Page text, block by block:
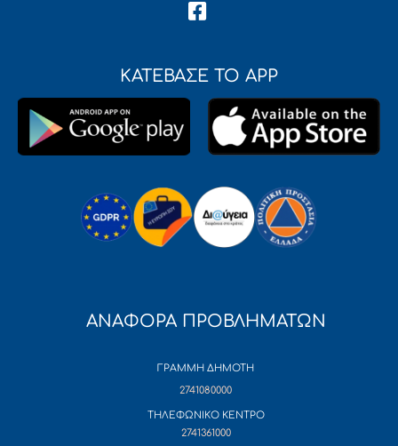
ΚΑΤΕΒΑΣΕ ΤΟ APP
ΑΝΑΦΟΡΑ ΠΡΟΒΛΗΜΑΤΩΝ
ΓΡΑΜΜΗ ΔΗΜΟΤΗ
2741080000
ΤΗΛΕΦΩΝΙΚΟ ΚΕΝΤΡΟ
2741361000